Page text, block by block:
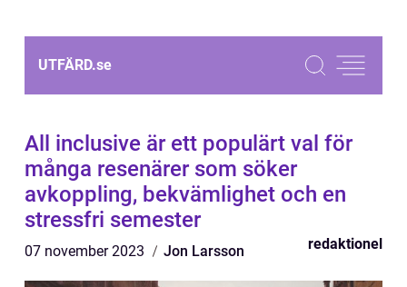
UTFÄRD.se
All inclusive är ett populärt val för
många resenärer som söker
avkoppling, bekvämlighet och en
stressfri semester
07 november 2023 Jon Larsson redaktionel